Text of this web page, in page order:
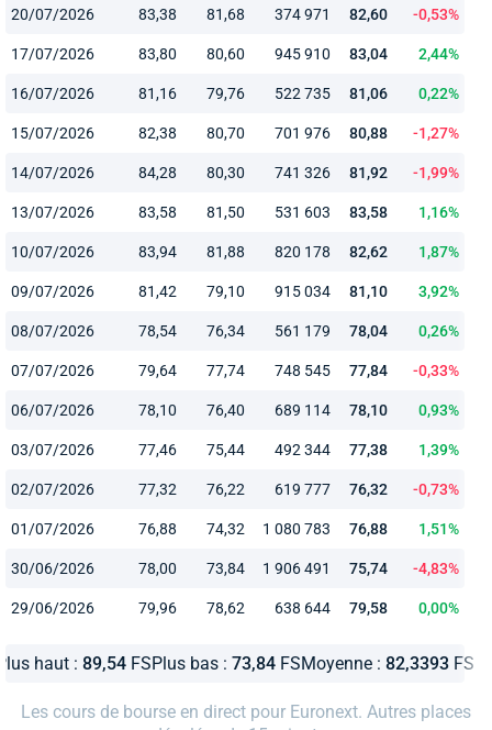
20/07/2026 83,38 81,68 374 971 82,60 -0,53%
17/07/2026 83,80 80,60 945 910 83,04 2,44%
16/07/2026 81,16 79,76 522 735 81,06 0,22%
15/07/2026 82,38 80,70 701 976 80,88 -1,27%
14/07/2026 84,28 80,30 741 326 81,92 -1,99%
13/07/2026 83,58 81,50 531 603 83,58 1,16%
10/07/2026 83,94 81,88 820 178 82,62 1,87%
09/07/2026 81,42 79,10 915 034 81,10 3,92%
08/07/2026 78,54 76,34 561 179 78,04 0,26%
07/07/2026 79,64 77,74 748 545 77,84 -0,33%
06/07/2026 78,10 76,40 689 114 78,10 0,93%
03/07/2026 77,46 75,44 492 344 77,38 1,39%
02/07/2026 77,32 76,22 619 777 76,32 -0,73%
01/07/2026 76,88 74,32 1 080 783 76,88 1,51%
30/06/2026 78,00 73,84 1 906 491 75,74 -4,83%
29/06/2026 79,96 78,62 638 644 79,58 0,00%
haut : 89,54 FSPlus bas : 73,84 FSMoyenne : 82,3393 FS
Les cours de bourse en direct pour Euronext. Autres places